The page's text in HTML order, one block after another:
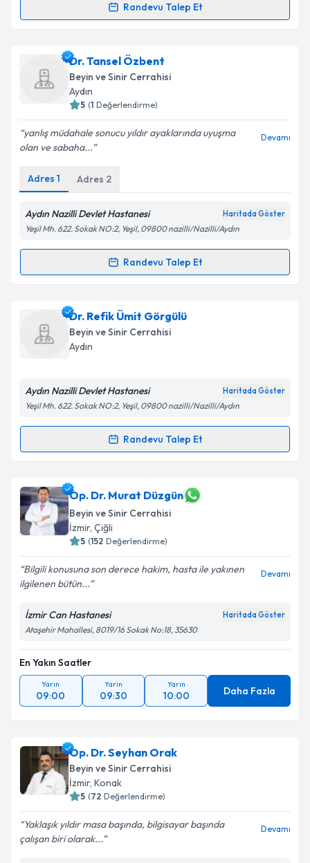
Randevu Talep Et
Randevu Takvimi Talebi
Dr. Metin Akıniçin randevu takvimi talebi oluşturun.
Size bu uzmandan randevu almanız için bir takvim
hazırlandığında e-posta ile bilgilendireceğiz.
Kişisel verilerimin işlenmesine ilişkin
Metni'ni okudum ve kişisel verilerimin belirtilen
kapsamda işlenmesini kabul ediyorum.
Takvim Talebini Gönder
Dr. Tansel Özbent
Beyin ve Sinir Cerrahisi
Aydın
5 (1 Değerlendirme)
yanlış müdahale sonucu yıldır ayaklarında uyuşma
olan ve sabaha...
Devamı
Adres 1 Adres 2
Aydın Nazilli Devlet Hastanesi Haritada Göster
Yeşil Mh. 622. Sokak NO:2, Yeşil, 09800 nazilli/Nazilli/Aydın
Randevu Talep Et
Randevu Takvimi Talebi
Dr. Tansel Özbentiçin randevu takvimi talebi
oluşturun. Size bu uzmandan randevu almanız için bir
takvim hazırlandığında e-posta ile bilgilendireceğiz.
Kişisel verilerimin işlenmesine ilişkin
Metni'ni okudum ve kişisel verilerimin belirtilen
Takvim Talebini Gönder
Dr. Refik Ümit Görgülü
Beyin ve Sinir Cerrahisi
Aydın
Aydın Nazilli Devlet Hastanesi Haritada Göster
Yeşil Mh. 622. Sokak NO:2, Yeşil, 09800 nazilli/Nazilli/Aydın
Randevu Talep Et
Randevu Takvimi Talebi
Dr. Refik Ümit Görgülüiçin randevu takvimi talebi
oluşturun. Size bu uzmandan randevu almanız için bir
takvim hazırlandığında e-posta ile bilgilendireceğiz.
E-posta Adresiniz
Kişisel verilerimin işlenmesine ilişkin
Aydınlatma
Metni'ni okudum ve kişisel verilerimin belirtilen
Takvim Talebini Gönder
Op. Dr. Murat Düzgün
Beyin ve Sinir Cerrahisi
İzmir, Çiğli
5 (152 Değerlendirme)
Bilgili konusuna son derece hakim, hasta ile yakınen
ilgilenen bütün...
Devamı
İzmir Can Hastanesi Haritada Göster
Ataşehir Mahallesi, 8019/16 Sokak No:18, 35630
En Yakın Saatler
Yarın
09:00
Yarın
09:30
Yarın
10:00 Daha Fazla
Op. Dr. Seyhan Orak
Beyin ve Sinir Cerrahisi
İzmir, Konak
5 (72 Değerlendirme)
Yaklaşık yıldır masa başında, bilgisayar başında
çalışan biri olarak...
Devamı